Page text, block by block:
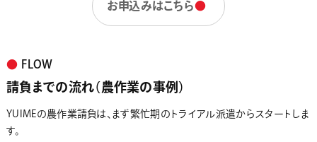
お申込みはこちら●
● FLOW
請負までの流れ（農作業の事例）
YUIMEの農作業請負は、まず繁忙期のトライアル派遣からスタートしま
す。